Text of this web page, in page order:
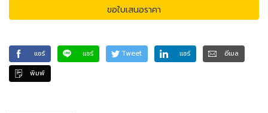
ขอใบเสนอราคา
แชร์ แชร์ Tweet แชร์
อีเมล
พิมพ์